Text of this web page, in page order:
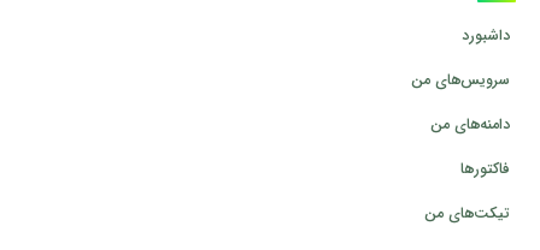
داشبورد
سرویس‌های من
دامنه‌های من
فاکتورها
تیکت‌های من